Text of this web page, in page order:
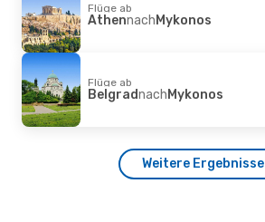
Flüge ab
AthennachMykonos
Flüge ab
BelgradnachMykonos
Weitere Ergebnisse